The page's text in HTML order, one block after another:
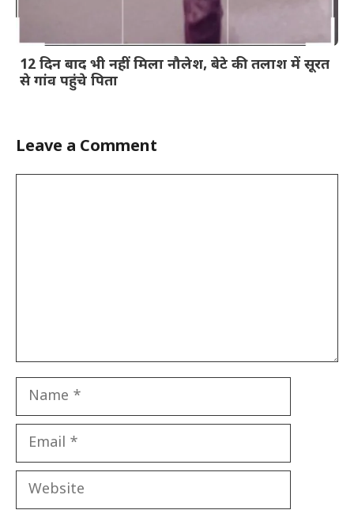
12 दिन बाद भी नहीं मिला नौलेश, बेटे की तलाश में सूरत
से गांव पहुंचे पिता
Leave a Comment
Name
Email
Website